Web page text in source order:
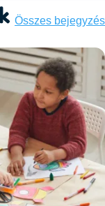
Összes bejegyzés